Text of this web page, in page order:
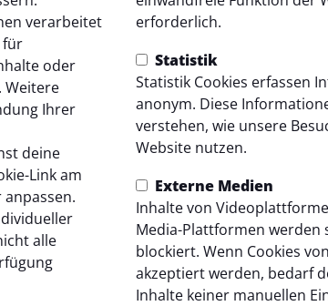
verarbeitet
für
oder
Weitere
Ihrer
deine
Link am
alle
erforderlich.
Statistik
Statistik Cookies erfassen
anonym. Diese
verstehen, wie unsere
Website nutzen.
Externe Medien
Inhalte von
Media-Plattformen werden
blockiert. Wenn Cookies
akzeptiert werden, bedarf
Inhalte keiner manuellen
erst nach dem Klick von Fussball.de geladen
dein Browser eine direkte Verbindung zu
auf. Mehr Informationen kannst du
Datenschutzerklärung entnehmen.
Tabelle laden